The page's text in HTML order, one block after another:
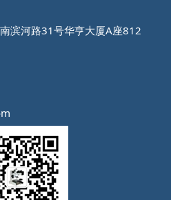
滨河路31号华亨大厦A座812